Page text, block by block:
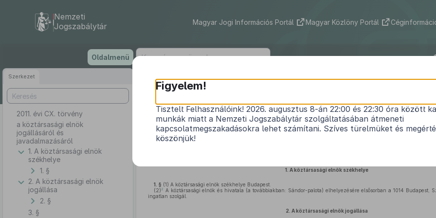
tartalomra
Nemzeti
Jogszabálytár
Magyar Jogi Információs Portál Magyar Közlöny Portál
Oldalmenü
Szerkezet
2011. évi CX. törvény
a köztársasági elnök
jogállásáról és
javadalmazásáról
1. A köztársasági elnök
székhelye
1. §
2. A köztársasági elnök
jogállása
2. §
3. §
2011. évi CX. törvény
a köztársasági elnök jogállásáról és
Hatályos: 2026. 06. 29. –
1. A köztársasági elnök székhelye
1. § (1) A köztársasági elnök székhelye Budapest.
(2) 2 A köztársasági elnök és hivatala (a továbbiakban: Sándor-palota) elhelyezésére elsősorban a 1014 Budapest,
ingatlan szolgál.
2. A köztársasági elnök jogállása
Figyelem!
Tisztelt Felhasználóink! 2026. augusztus 8-án 22:00 és 22:30 óra között
munkák miatt a Nemzeti Jogszabálytár szolgáltatásában átmeneti
kapcsolatmegszakadásokra lehet számítani. Szíves türelmüket és
köszönjük!